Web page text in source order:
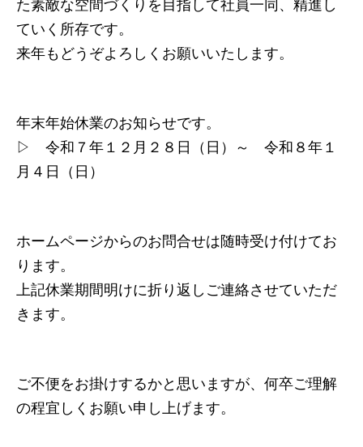
た素敵な空間づくりを目指して社員一同、精進し
ていく所存です。
来年もどうぞよろしくお願いいたします。
年末年始休業のお知らせです。
▷ 令和７年１２月２８日（日）～ 令和８年１
月４日（日）
ホームページからのお問合せは随時受け付けてお
ります。
上記休業期間明けに折り返しご連絡させていただ
きます。
ご不便をお掛けするかと思いますが、何卒ご理解
の程宜しくお願い申し上げます。